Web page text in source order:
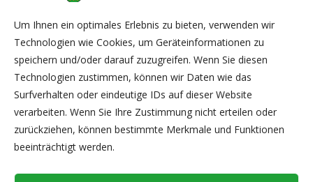
Um Ihnen ein optimales Erlebnis zu bieten, verwenden wir
Technologien wie Cookies, um Geräteinformationen zu
speichern und/oder darauf zuzugreifen. Wenn Sie diesen
Technologien zustimmen, können wir Daten wie das
Surfverhalten oder eindeutige IDs auf dieser Website
verarbeiten. Wenn Sie Ihre Zustimmung nicht erteilen oder
zurückziehen, können bestimmte Merkmale und Funktionen
beeinträchtigt werden.
99097 Erfurt
Tel.: (0361) 42 29 000
E-Mail:info@eta-reyer.de
www.geopark-thueringen.de